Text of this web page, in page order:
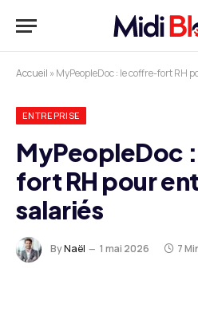
Accueil »MyPeopleDoc : le coffre-fort RH
ENTREPRISE
MyPeopleDoc
fort RH pour
salariés
ByNaël 1 mai 2026 7